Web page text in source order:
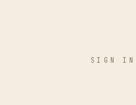
SIGN IN